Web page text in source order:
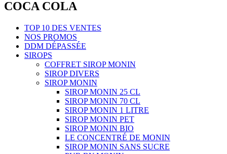
COCA COLA
TOP 10 DES VENTES
NOS PROMOS
DDM DÉPASSÉE
SIROPS
COFFRET SIROP MONIN
SIROP DIVERS
SIROP MONIN
SIROP MONIN 25 CL
SIROP MONIN 70 CL
SIROP MONIN 1 LITRE
SIROP MONIN PET
SIROP MONIN BIO
LE CONCENTRÉ DE MONIN
SIROP MONIN SANS SUCRE